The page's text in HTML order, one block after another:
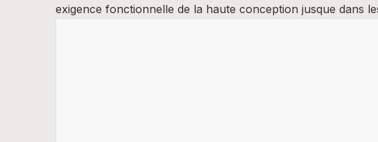
exigence fonctionnelle de la haute conception jusque dans